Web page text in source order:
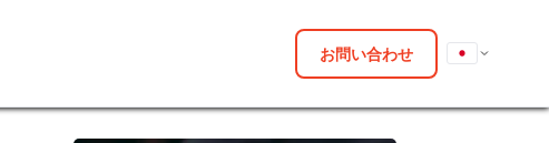
お問い合わせ